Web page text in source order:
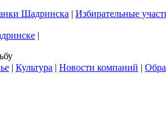
Шадринска | Избирательные
|
| Культура | Новости компаний |